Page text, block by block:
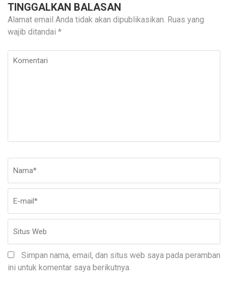
TINGGALKAN BALASAN
Alamat email Anda tidak akan dipublikasikan. Ruas yang
wajib ditandai *
Komentari
Simpan nama, email, dan situs web saya pada peramban
ini untuk komentar saya berikutnya.